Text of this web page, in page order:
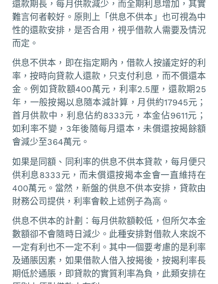
還款期長，每月供款減少，而全期利息增加，其實
難言何者較好。原則上「供息不供本」也可視為中
性的還款安排，是否合用，視乎借款人需要及情況
而定。
供息不供本，即在指定期內，借款人按議定好的利
率，按時向貸款人還款，只支付利息，而不償還本
金。例如貸款額400萬元，利率2.5厘，還款期25
年，一般按揭以息隨本減計算，月供約17945元；
首月供款中，利息佔約8333元，本金佔9611元；
如利率不變，3年後隨每月還本，未償還按揭餘額
會減少至364萬元。
如果是同額、同利率的供息不供本貸款，每月便只
供利息8333元，而未償還按揭本金會一直維持在
400萬元。當然，新盤的供息不供本安排，貸款由
財務公司提供，利率會較上述例子為高。
供息不供本的計劃：每月供款額較低，但所欠本金
數額卻不會隨時日減少。此種安排對借款人來說不
一定有利也不一定不利。其中一個要考慮的是利率
及通脹因素，如果借款人借入按揭後，按揭利率長
期低於通脹，即貸款的實質利率為負，此類安排在